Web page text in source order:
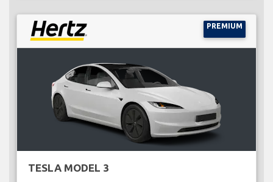
PREMIUM
TESLA MODEL 3